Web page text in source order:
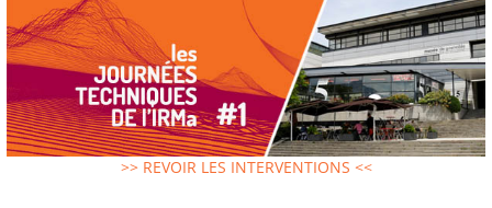
>> REVOIR LES INTERVENTIONS <<